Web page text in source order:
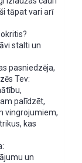
tāpat vari arī
stalti un
pasniedzēja,
Tev:
palīdzēt,
vingrojumiem,
kas
un